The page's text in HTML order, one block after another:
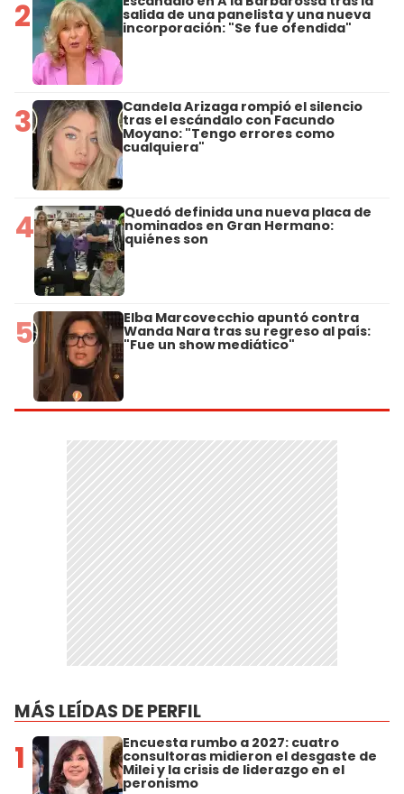
2 salida de una panelista y una nueva
incorporación: "Se fue ofendida"
3 Candela Arizaga rompió el silencio
tras el escándalo con Facundo
Moyano: "Tengo errores como
cualquiera"
4 Quedó definida una nueva placa de
nominados en Gran Hermano:
quiénes son
5 Elba Marcovecchio apuntó contra
Wanda Nara tras su regreso al país:
"Fue un show mediático"
MÁS LEÍDAS DE PERFIL
1 Encuesta rumbo a 2027: cuatro
consultoras midieron el desgaste de
Milei y la crisis de liderazgo en el
peronismo